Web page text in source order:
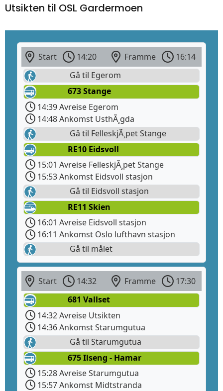
Utsikten til OSL Gardermoen
Start 14:20 Framme
16:14
Gå til Egerom
673 Stange
14:39 Avreise Egerom
14:48 Ankomst UsthÃ¸gda
Gå til FelleskjÃ¸pet Stange
RE10 Eidsvoll
15:01 Avreise FelleskjÃ¸pet Stange
15:53 Ankomst Eidsvoll stasjon
Gå til Eidsvoll stasjon
RE11 Skien
16:01 Avreise Eidsvoll stasjon
16:11 Ankomst Oslo lufthavn stasjon
Gå til målet
Start 14:32 Framme
17:30
681 Vallset
14:32 Avreise Utsikten
14:36 Ankomst Starumgutua
Gå til Starumgutua
675 Ilseng - Hamar
15:28 Avreise Starumgutua
15:57 Ankomst Midtstranda